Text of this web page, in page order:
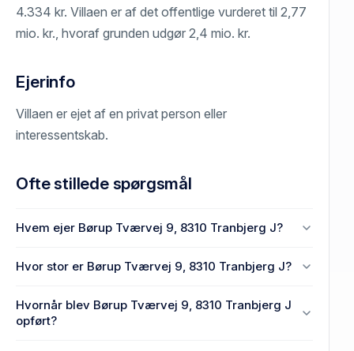
4.334 kr. Villaen er af det offentlige vurderet til 2,77
mio. kr., hvoraf grunden udgør 2,4 mio. kr.
Ejerinfo
Villaen er ejet af en privat person eller
interessentskab.
Ofte stillede spørgsmål
Hvem ejer Børup Tværvej 9, 8310 Tranbjerg J?
Hvor stor er Børup Tværvej 9, 8310 Tranbjerg J?
Enhedens BBR-areal er 123 m² på Børup Tværvej 9,
8310 Tranbjerg J.
Hvornår blev Børup Tværvej 9, 8310 Tranbjerg J
opført?